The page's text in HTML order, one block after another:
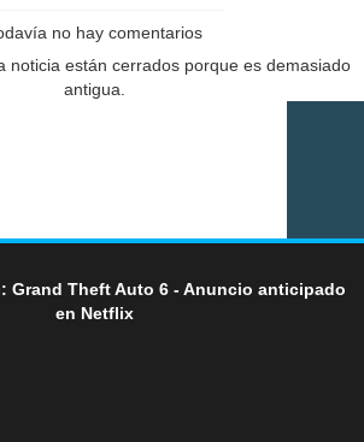
no hay comentarios
noticia están cerrados porque es demasiado
antigua.
Grand Theft Auto 6 - Anuncio anticipado
en Netflix